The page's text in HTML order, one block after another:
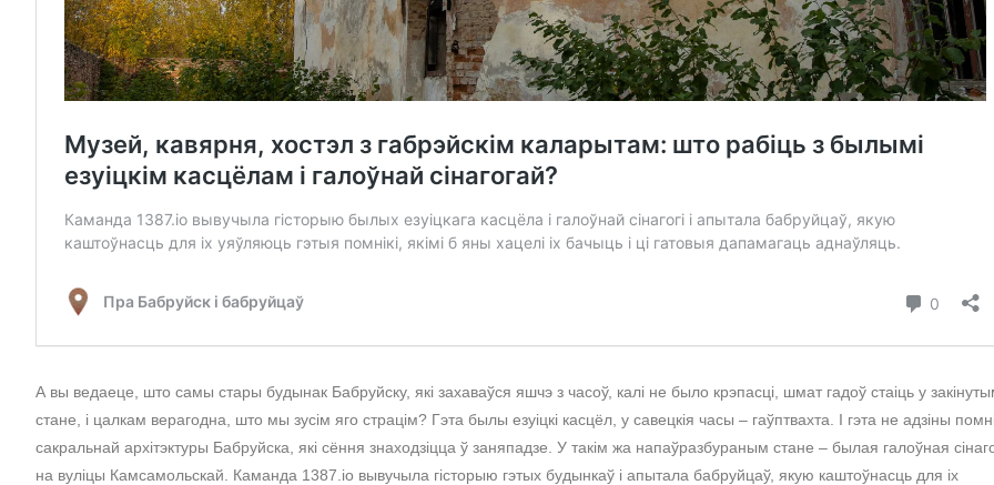
А вы ведаеце, што самы стары будынак Бабруйску, які захаваўся яшчэ з часоў, калі не было крэпасці, шмат гадоў стаіць у
стане, і цалкам верагодна, што мы зусім яго страцім? Гэта былы езуіцкі касцёл, у савецкія часы – гаўптвахта. І гэта не адзіны
сакральнай архітэктуры Бабруйска, які сёння знаходзіцца ў заняпадзе. У такім жа напаўразбураным стане – былая галоўная
на вуліцы Камсамольскай. Каманда 1387.io вывучыла гісторыю гэтых будынкаў і апытала бабруйцаў, якую каштоўнасць для іх